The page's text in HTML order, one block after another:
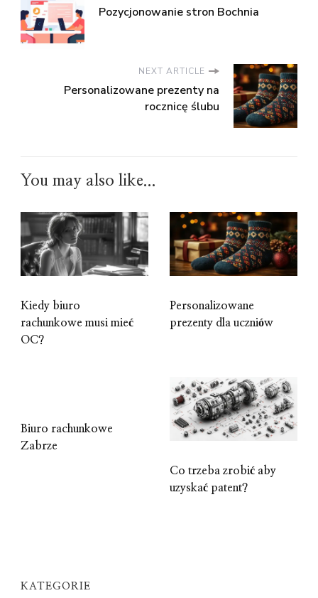
Pozycjonowanie stron Bochnia
NEXT ARTICLE
Personalizowane prezenty na
rocznicę ślubu
You may also like...
Kiedy biuro
rachunkowe musi mieć
OC?
Personalizowane
prezenty dla uczniów
Biuro rachunkowe
Zabrze
Co trzeba zrobić aby
uzyskać patent?
KATEGORIE